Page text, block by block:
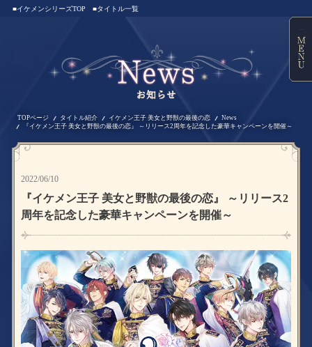
■イケメンシリーズTOP ■タイトル一覧
TOPページ タイトル紹介 イケメン王子 美女と野獣の最後の恋
News
『イケメン王子 美女と野獣の最後の恋』 ～リリース2周年を記念した豪華キャンペーンを開催～
2022/06/10
『イケメン王子 美女と野獣の最後の恋』 ～リリース2
周年を記念した豪華キャンペーンを開催～